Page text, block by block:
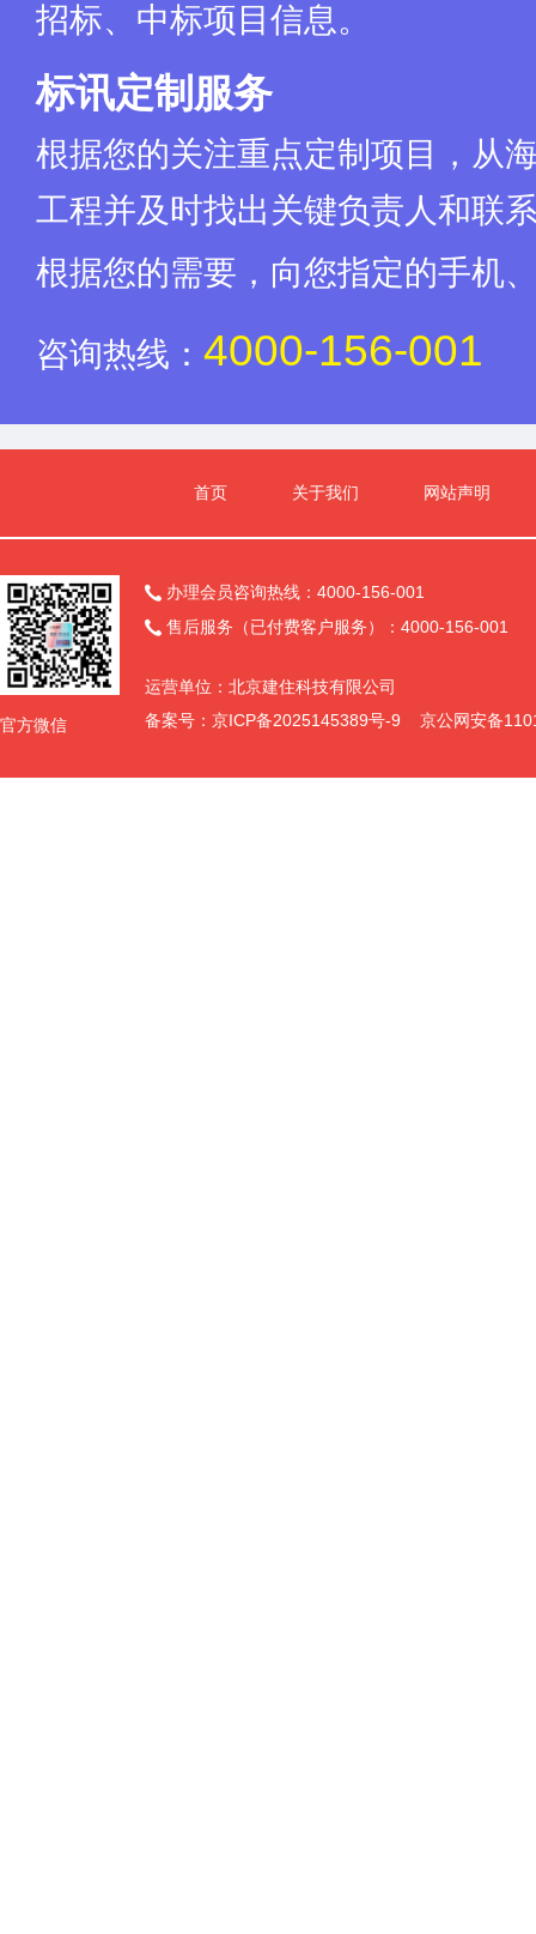
招标、中标项目信息。
标讯定制服务
根据您的关注重点定制项目，从
工程并及时找出关键负责人和联
根据您的需要，向您指定的手机
咨询热线： 4000-156-001
首页 关于我们 网站声明
官方微信
 办理会员咨询热线：4000-156-001
 售后服务（已付费客户服务）：4000-156-001
运营单位：北京建住科技有限公司
备案号： 京ICP备2025145389号-9 京公网安备